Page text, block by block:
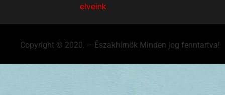
elveink
Copyright © 2020. – Északhírnök Minden jog fenntartva!